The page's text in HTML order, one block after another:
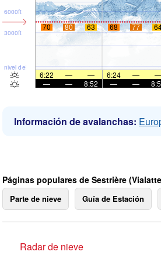
nivel del mar
3000ft
6000ft
70 80 63 68 77
6:22 — — 6:24 — —
—
— 8:52 — —
Información de avalanchas:
Páginas populares de Sestrière
Parte de nieve Guía de Estación
Radar de nieve